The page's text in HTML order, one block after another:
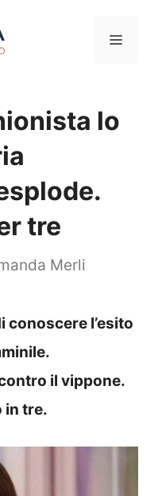
Menu
lo
tre
Merli
conoscere l’esito
il vippone.
in tre.